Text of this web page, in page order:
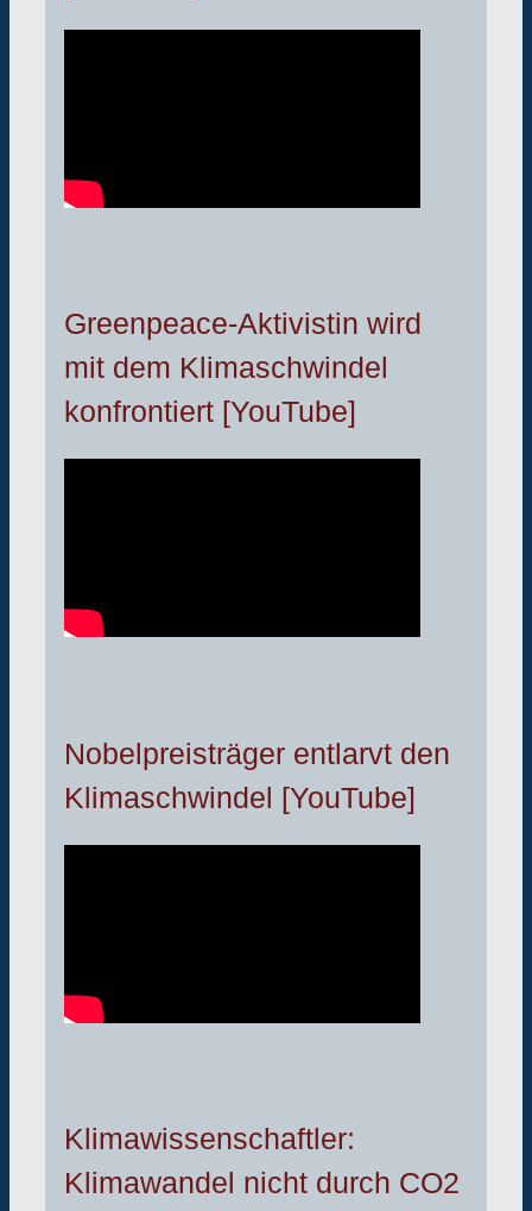
Greenpeace-Aktivistin wird
mit dem Klimaschwindel
konfrontiert [YouTube]
Nobelpreisträger entlarvt den
Klimaschwindel [YouTube]
Klimawissenschaftler:
Klimawandel nicht durch CO2